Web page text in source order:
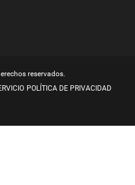
reservados.
POLÍTICA DE PRIVACIDAD